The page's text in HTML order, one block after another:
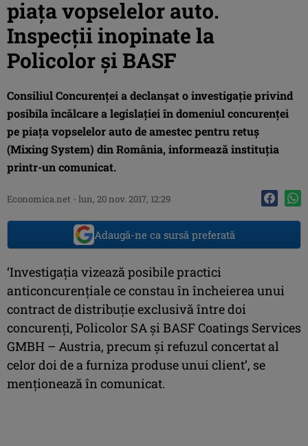
piaţa vopselelor auto.
Inspecţii inopinate la
Policolor şi BASF
Consiliul Concurenţei a declanşat o investigaţie privind
posibila încălcare a legislaţiei în domeniul concurenţei
pe piaţa vopselelor auto de amestec pentru retuş
(Mixing System) din România, informează instituţia
printr-un comunicat.
Economica.net - lun, 20 nov. 2017, 12:29
Adaugă-ne ca sursă preferată
‘Investigaţia vizează posibile practici
anticoncurenţiale ce constau în încheierea unui
contract de distribuţie exclusivă între doi
concurenţi, Policolor SA şi BASF Coatings Services
GMBH – Austria, precum şi refuzul concertat al
celor doi de a furniza produse unui client’, se
menţionează în comunicat.